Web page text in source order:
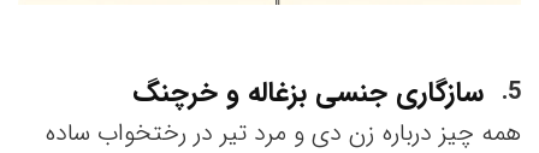
5 سازگاری جنسی بزغاله و خرچنگ
همه چیز درباره زن دی و مرد تیر در رختخواب ساده